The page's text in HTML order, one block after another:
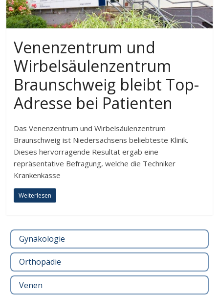
Venenzentrum und
Wirbelsäulenzentrum
Braunschweig bleibt Top-
Adresse bei Patienten
Das Venenzentrum und Wirbelsäulenzentrum
Braunschweig ist Niedersachsens beliebteste Klinik.
Dieses hervorragende Resultat ergab eine
repräsentative Befragung, welche die Techniker
Krankenkasse
Weiterlesen
Gynäkologie
Orthopädie
Venen